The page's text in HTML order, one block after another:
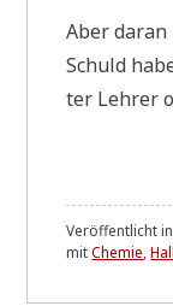
Aber
Schuld
ter Leh­rer
Veröffentlicht
mitChemie,